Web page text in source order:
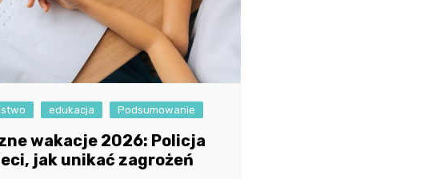
edukacja Podsumowanie
wakacje 2026: Policja
jak unikać zagrożeń